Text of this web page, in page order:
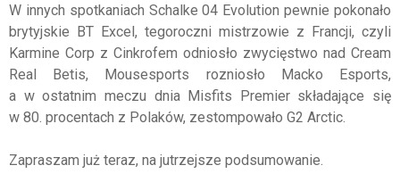
W innych spotkaniach Schalke 04 Evolution pewnie pokonało
brytyjskie BT Excel, tegoroczni mistrzowie z Francji, czyli
Karmine Corp z Cinkrofem odniosło zwycięstwo nad Cream
Real Betis, Mousesports rozniosło Macko Esports,
a w ostatnim meczu dnia Misfits Premier składające się
w 80. procentach z Polaków, zestompowało G2 Arctic.
Zapraszam już teraz, na jutrzejsze podsumowanie.